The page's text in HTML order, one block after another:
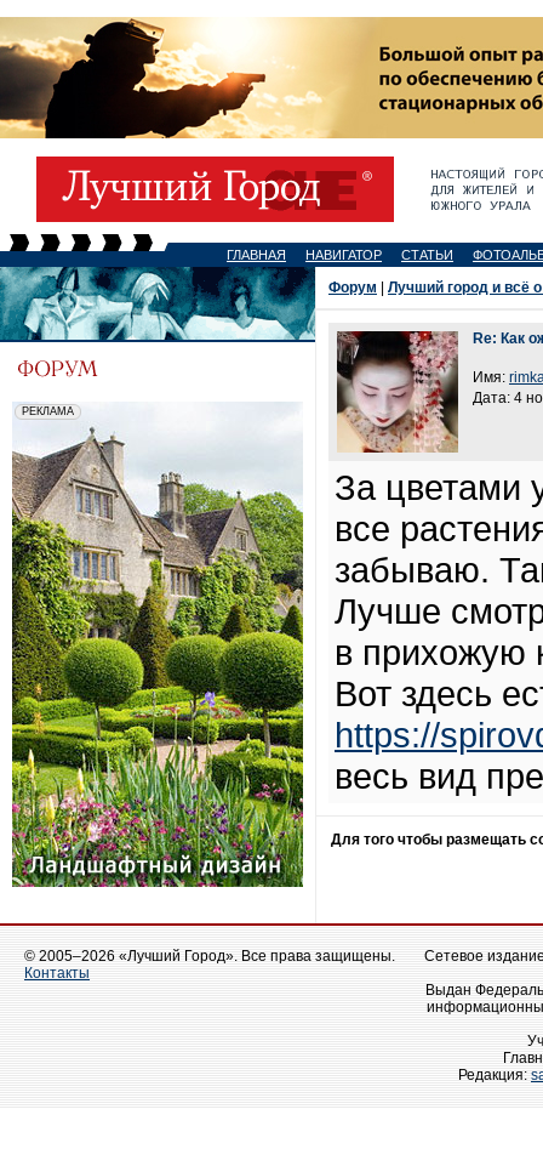
ГЛАВНАЯ НАВИГАТОР СТАТЬИ
Форум Лучший город и всё
Re: Как
Имя:
Дата: 4
За цветами
все
забываю.
Лучше
в прихожую
Вот здесь
https://
весь вид
Для того чтобы размещать
© 2005–2026 «Лучший Город». Все права защищены.
Контакты
Сетевое
Выдан
Редакция: